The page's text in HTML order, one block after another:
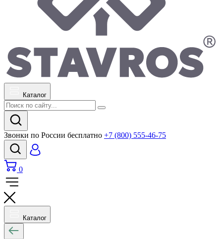
Каталог
Звонки по России бесплатно +7 (800) 555-46-75
0
Каталог